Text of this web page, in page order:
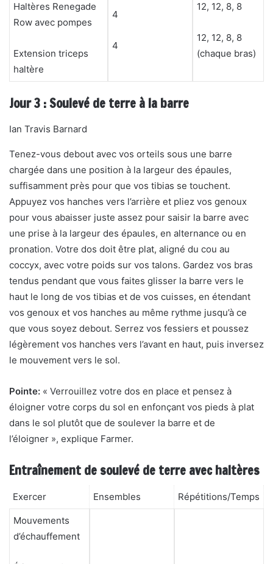
Haltères Renegade
Row avec pompes
Extension triceps
haltère
4
4
12, 12, 8, 8
12, 12, 8, 8
(chaque bras)
Jour 3 : Soulevé de terre à la barre
Ian Travis Barnard
Tenez-vous debout avec vos orteils sous une barre
chargée dans une position à la largeur des épaules,
suffisamment près pour que vos tibias se touchent.
Appuyez vos hanches vers l’arrière et pliez vos genoux
pour vous abaisser juste assez pour saisir la barre avec
une prise à la largeur des épaules, en alternance ou en
pronation. Votre dos doit être plat, aligné du cou au
coccyx, avec votre poids sur vos talons. Gardez vos bras
tendus pendant que vous faites glisser la barre vers le
haut le long de vos tibias et de vos cuisses, en étendant
vos genoux et vos hanches au même rythme jusqu’à ce
que vous soyez debout. Serrez vos fessiers et poussez
légèrement vos hanches vers l’avant en haut, puis inversez
le mouvement vers le sol.
Pointe: « Verrouillez votre dos en place et pensez à
éloigner votre corps du sol en enfonçant vos pieds à plat
dans le sol plutôt que de soulever la barre et de
l’éloigner », explique Farmer.
Entraînement de soulevé de terre avec haltères
Exercer Ensembles Répétitions/Temps
Mouvements
d’échauffement